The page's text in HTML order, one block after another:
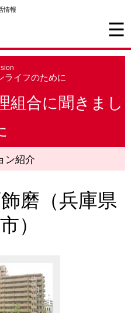
情報
ライフのために
組合に聞きまし
ン紹介
磨（兵庫県
）